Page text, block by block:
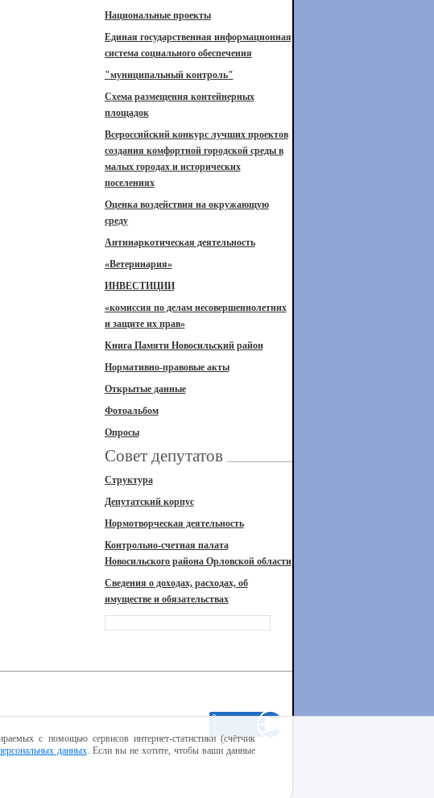
Национальные проекты
Единая государственная информационная
система социального обеспечения
"муниципальный контроль"
Схема размещения контейнерных
площадок
Всероссийский конкурс лучших проектов
создания комфортной городской среды в
малых городах и исторических
поселениях
Оценка воздействия на окружающую
среду
Антинаркотическая деятельность
«Ветеринария»
ИНВЕСТИЦИИ
«комиссия по делам несовершеннолетних
и защите их прав»
Книга Памяти Новосильский район
Нормативно-правовые акты
Открытые данные
Фотоальбом
Опросы
Совет депутатов
Структура
Депутатский корпус
Нормотворческая деятельность
Контрольно-счетная палата
Новосильского района Орловской области
Сведения о доходах, расходах, об
имуществе и обязательствах
с помощью сервисов интернет-статистики (счётчик
данных. Если вы не хотите, чтобы ваши данные